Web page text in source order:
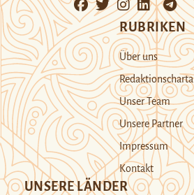
RUBRIKEN
Über uns
Redaktionscharta
Unser Team
Unsere Partner
Impressum
Kontakt
UNSERE LÄNDER